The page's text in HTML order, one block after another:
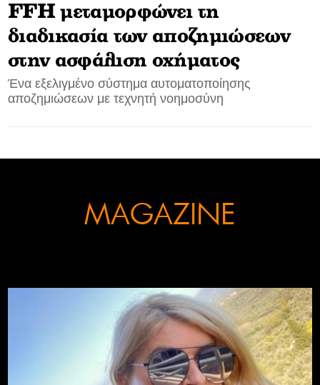
CONTACT
ADVERTISE
FFH μεταμορφώνει τη
διαδικασία των αποζημιώσεων
στην ασφάλιση οχήματος
Ένα εξελιγμένο σύστημα αυτοματοποίησης
αποζημιώσεων με τεχνητή νοημοσύνη
MAGAZINE